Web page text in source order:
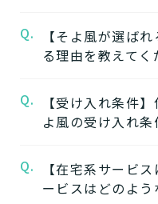
★施設の特徴★
伊勢崎南ケアセ
ています。
伊勢崎南ケアセ
は施設の写真か
Q.
【そよ風が選ば
る理由を教えてく
【1】ワンスト
「そよ風」は、
施設の中で別の
きます。
Q.
【受け入れ条件
よ風の受け入れ条
自立 要支援 要
Q.
【在宅系サービ
ービスはどのよ